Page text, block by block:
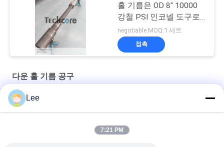
홀 기름은 OD 8" 10000
강철 PSI 인코넬 도구로
만듭니다
negotiable MOQ:1 세트
접촉
다운 홀 기름 공구
파쇄 작동을 위한 대기 방출판 순환밸브
Lee
7:21 PM